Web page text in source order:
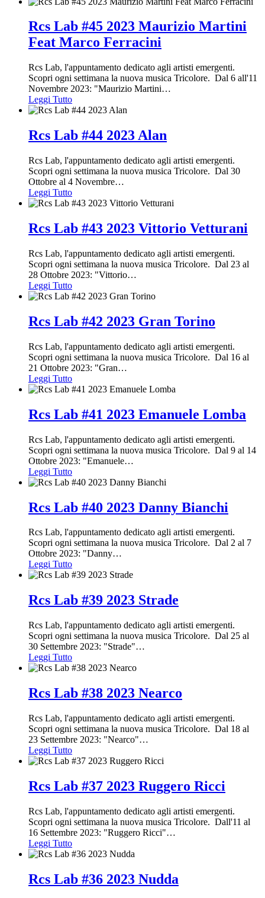
Rcs Lab #45 2023 Maurizio Martini
Feat Marco Ferracini
Rcs Lab, l'appuntamento dedicato agli artisti emergenti.
Scopri ogni settimana la nuova musica Tricolore. Dal 6 all'11
Novembre 2023: "Maurizio Martini…
Leggi Tutto
Rcs Lab #44 2023 Alan
Rcs Lab, l'appuntamento dedicato agli artisti emergenti.
Scopri ogni settimana la nuova musica Tricolore. Dal 30
Ottobre al 4 Novembre…
Leggi Tutto
Rcs Lab #43 2023 Vittorio Vetturani
Rcs Lab, l'appuntamento dedicato agli artisti emergenti.
Scopri ogni settimana la nuova musica Tricolore. Dal 23 al
28 Ottobre 2023: "Vittorio…
Leggi Tutto
Rcs Lab #42 2023 Gran Torino
Rcs Lab, l'appuntamento dedicato agli artisti emergenti.
Scopri ogni settimana la nuova musica Tricolore. Dal 16 al
21 Ottobre 2023: "Gran…
Leggi Tutto
Rcs Lab #41 2023 Emanuele Lomba
Rcs Lab, l'appuntamento dedicato agli artisti emergenti.
Scopri ogni settimana la nuova musica Tricolore. Dal 9 al 14
Ottobre 2023: "Emanuele…
Leggi Tutto
Rcs Lab #40 2023 Danny Bianchi
Rcs Lab, l'appuntamento dedicato agli artisti emergenti.
Scopri ogni settimana la nuova musica Tricolore. Dal 2 al 7
Ottobre 2023: "Danny…
Leggi Tutto
Rcs Lab #39 2023 Strade
Rcs Lab, l'appuntamento dedicato agli artisti emergenti.
Scopri ogni settimana la nuova musica Tricolore. Dal 25 al
30 Settembre 2023: "Strade"…
Leggi Tutto
Rcs Lab #38 2023 Nearco
Rcs Lab, l'appuntamento dedicato agli artisti emergenti.
Scopri ogni settimana la nuova musica Tricolore. Dal 18 al
23 Settembre 2023: "Nearco"…
Leggi Tutto
Rcs Lab #37 2023 Ruggero Ricci
Rcs Lab, l'appuntamento dedicato agli artisti emergenti.
Scopri ogni settimana la nuova musica Tricolore. Dall'11 al
16 Settembre 2023: "Ruggero Ricci"…
Leggi Tutto
Rcs Lab #36 2023 Nudda